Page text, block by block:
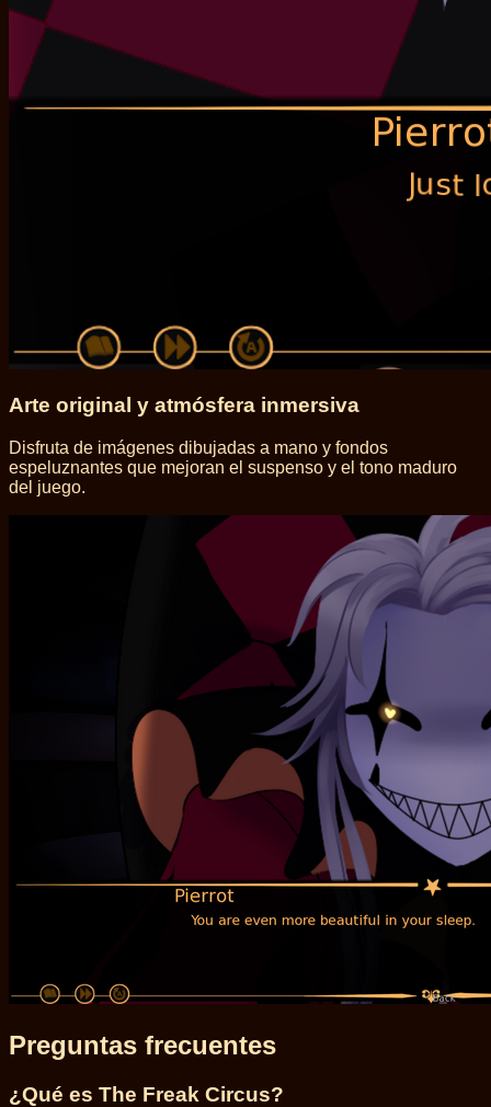
Arte original y atmósfera inmersiva
Disfruta de imágenes dibujadas a mano y fondos
espeluznantes que mejoran el suspenso y el tono maduro
del juego.
Preguntas frecuentes
¿Qué es The Freak Circus?